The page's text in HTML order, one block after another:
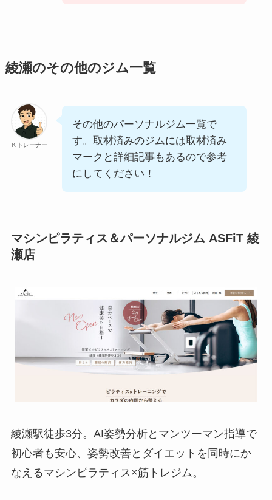
綾瀬のその他のジム一覧
Ｋトレーナー
その他のパーソナルジム一覧で
す。取材済みのジムには取材済み
マークと詳細記事もあるので参考
にしてください！
マシンピラティス＆パーソナルジム ASFiT 綾
瀬店
綾瀬駅徒歩3分。AI姿勢分析とマンツーマン指導で
初心者も安心、姿勢改善とダイエットを同時にか
なえるマシンピラティス×筋トレジム。